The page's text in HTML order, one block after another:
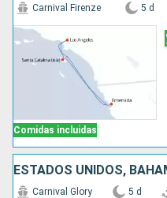
Comidas incluidas
Carnival Firenze 5 d
ESTADOS UNIDOS,
Carnival Glory 5 d